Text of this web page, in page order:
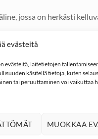
evästeitä
evästeitä, laitetietojen
käsitellä tietoja, kuten
tai peruuttaminen voi vaikuttaa
MUOKKAA
jossa on herkästi
asteikot helpottavat
lukemisesta